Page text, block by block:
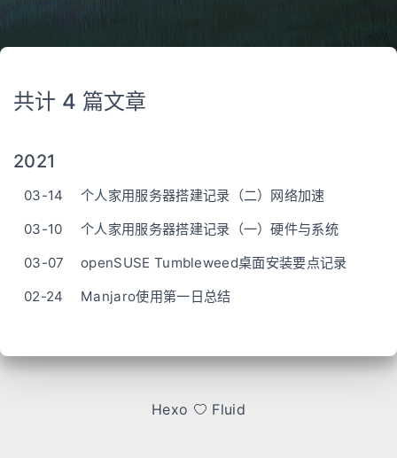
共计 4 篇文章
2021
03-14
个人家用服务器搭建记录（二）网络加速
03-10
个人家用服务器搭建记录（一）硬件与系统
03-07
openSUSE Tumbleweed桌面安装要点记录
02-24
Manjaro使用第一日总结
Hexo Fluid